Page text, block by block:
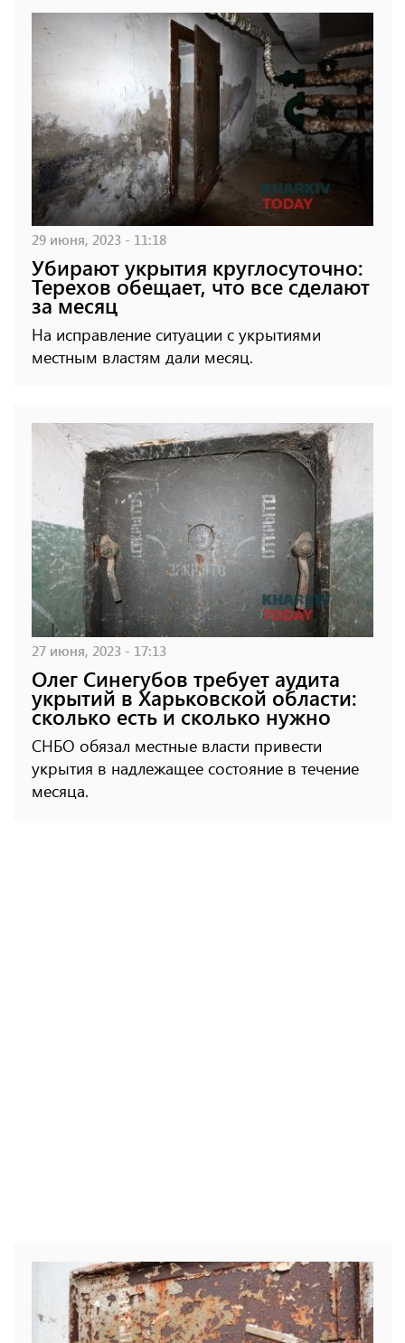
29 июня, 2023 - 11:18
Убирают укрытия круглосуточно:
Терехов обещает, что все сделают
за месяц
На исправление ситуации с укрытиями
местным властям дали месяц.
27 июня, 2023 - 17:13
Олег Синегубов требует аудита
укрытий в Харьковской области:
сколько есть и сколько нужно
СНБО обязал местные власти привести
укрытия в надлежащее состояние в течение
месяца.